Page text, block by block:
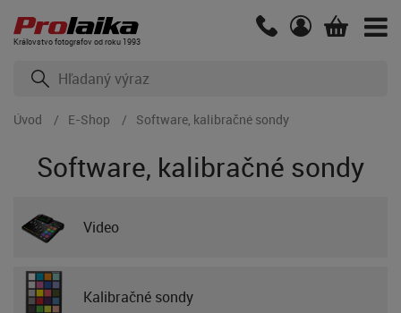
Kráľovstvo fotografov od roku 1993
Úvod E-Shop Software, kalibračné sondy
Software, kalibračné sondy
Video
Kalibračné sondy